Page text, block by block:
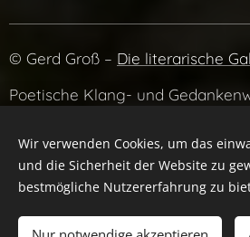
© Gerd Groß – Die literarische
Poetische Klang- und
Wir verwenden Cookies, um das
und die Sicherheit der Website zu
bestmögliche Nutzererfahrung zu